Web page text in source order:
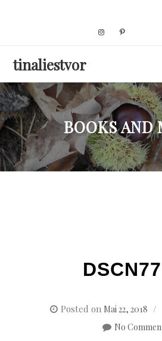
tinaliestvor
BOOKS AND
Posted on Mai 22, 2018
No